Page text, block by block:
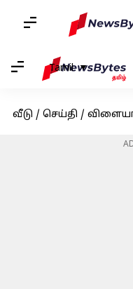
Tamil
வீடு / செய்தி /